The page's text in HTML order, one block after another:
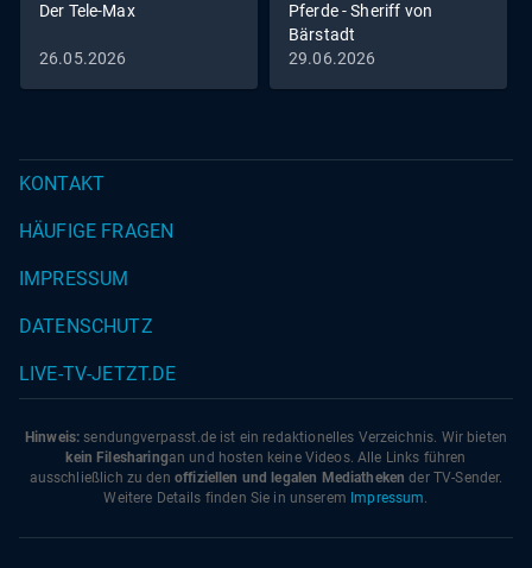
Der Tele-Max
26.05.2026
Pferde - Sheriff von
Bärstadt
29.06.2026
KONTAKT
HÄUFIGE FRAGEN
IMPRESSUM
DATENSCHUTZ
LIVE-TV-JETZT.DE
Hinweis: sendungverpasst.de ist ein redaktionelles Verzeichnis. Wir bieten
kein Filesharingan und hosten keine Videos. Alle Links führen
ausschließlich zu den offiziellen und legalen Mediatheken der TV-Sender.
Weitere Details finden Sie in unserem Impressum.